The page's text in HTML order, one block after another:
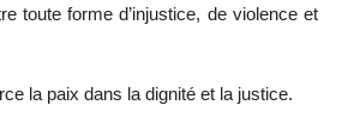
toute forme d’injustice, de violence et
la paix dans la dignité et la justice.